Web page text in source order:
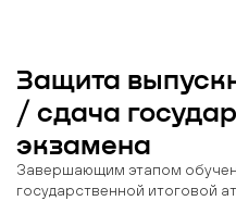
Защита
/ сдача
экзамена
Завершающим этапом
государственной итоговой